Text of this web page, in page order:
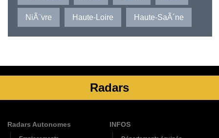
NiÃ¨vre Haute-Loire Haute-SaÃ´ne
Radars
Radars Autonomes INFOS